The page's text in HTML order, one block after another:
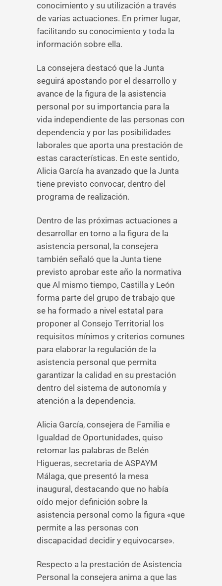
conocimiento y su utilización a través
de varias actuaciones. En primer lugar,
facilitando su conocimiento y toda la
información sobre ella.
La consejera destacó que la Junta
seguirá apostando por el desarrollo y
avance de la figura de la asistencia
personal por su importancia para la
vida independiente de las personas con
dependencia y por las posibilidades
laborales que aporta una prestación de
estas características. En este sentido,
Alicia García ha avanzado que la Junta
tiene previsto convocar, dentro del
programa de realización.
Dentro de las próximas actuaciones a
desarrollar en torno a la figura de la
asistencia personal, la consejera
también señaló que la Junta tiene
previsto aprobar este año la normativa
que Al mismo tiempo, Castilla y León
forma parte del grupo de trabajo que
se ha formado a nivel estatal para
proponer al Consejo Territorial los
requisitos mínimos y criterios comunes
para elaborar la regulación de la
asistencia personal que permita
garantizar la calidad en su prestación
dentro del sistema de autonomía y
atención a la dependencia.
Alicia García, consejera de Familia e
Igualdad de Oportunidades, quiso
retomar las palabras de Belén
Higueras, secretaria de ASPAYM
Málaga, que presentó la mesa
inaugural, destacando que no había
oído mejor definición sobre la
asistencia personal como la figura «que
permite a las personas con
discapacidad decidir y equivocarse».
Respecto a la prestación de Asistencia
Personal la consejera anima a que las